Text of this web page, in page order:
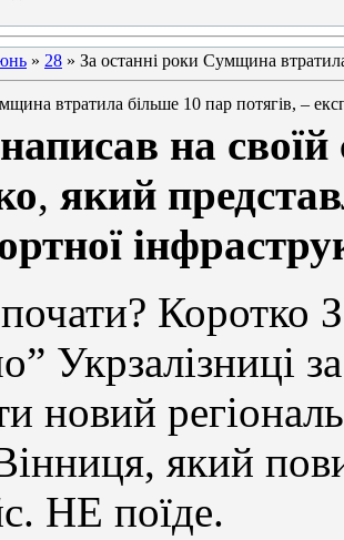
» 28 » За останні роки Сумщина
втратила більше 10 пар потягів, –
на
, який
Коротко
Укрзалізниці
новий
який
НЕ поїде.